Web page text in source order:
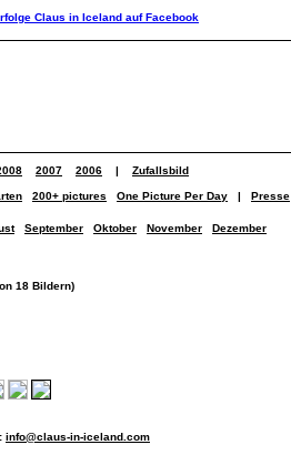
2007 2006 | Zufallsbild
200+ pictures One Picture Per Day | Presse
September Oktober November Dezember
18 Bildern)
info@claus-in-iceland.com